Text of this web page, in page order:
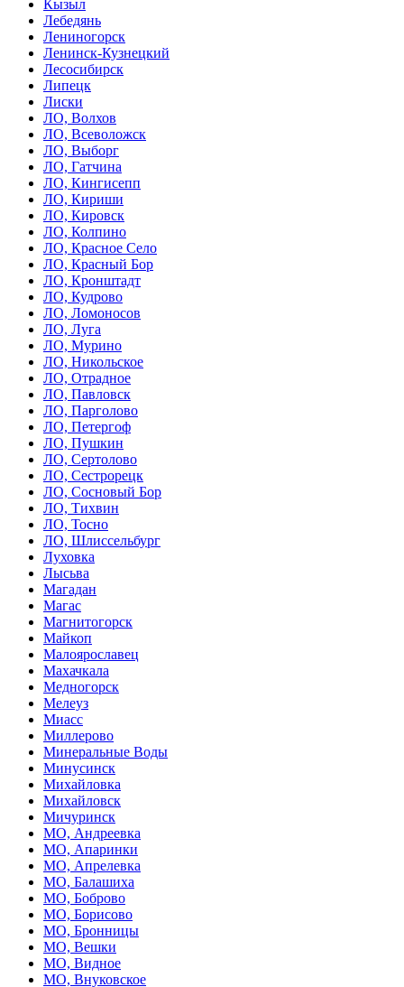
Кызыл
Лебедянь
Лениногорск
Ленинск-Кузнецкий
Лесосибирск
Липецк
Лиски
ЛО, Волхов
ЛО, Всеволожск
ЛО, Выборг
ЛО, Гатчина
ЛО, Кингисепп
ЛО, Кириши
ЛО, Кировск
ЛО, Колпино
ЛО, Красное Село
ЛО, Красный Бор
ЛО, Кронштадт
ЛО, Кудрово
ЛО, Ломоносов
ЛО, Луга
ЛО, Мурино
ЛО, Никольское
ЛО, Отрадное
ЛО, Павловск
ЛО, Парголово
ЛО, Петергоф
ЛО, Пушкин
ЛО, Сертолово
ЛО, Сестрорецк
ЛО, Сосновый Бор
ЛО, Тихвин
ЛО, Тосно
ЛО, Шлиссельбург
Луховка
Лысьва
Магадан
Магас
Магнитогорск
Майкоп
Малоярославец
Махачкала
Медногорск
Мелеуз
Миасс
Миллерово
Минеральные Воды
Минусинск
Михайловка
Михайловск
Мичуринск
МО, Андреевка
МО, Апаринки
МО, Апрелевка
МО, Балашиха
МО, Боброво
МО, Борисово
МО, Бронницы
МО, Вешки
МО, Видное
МО, Внуковское